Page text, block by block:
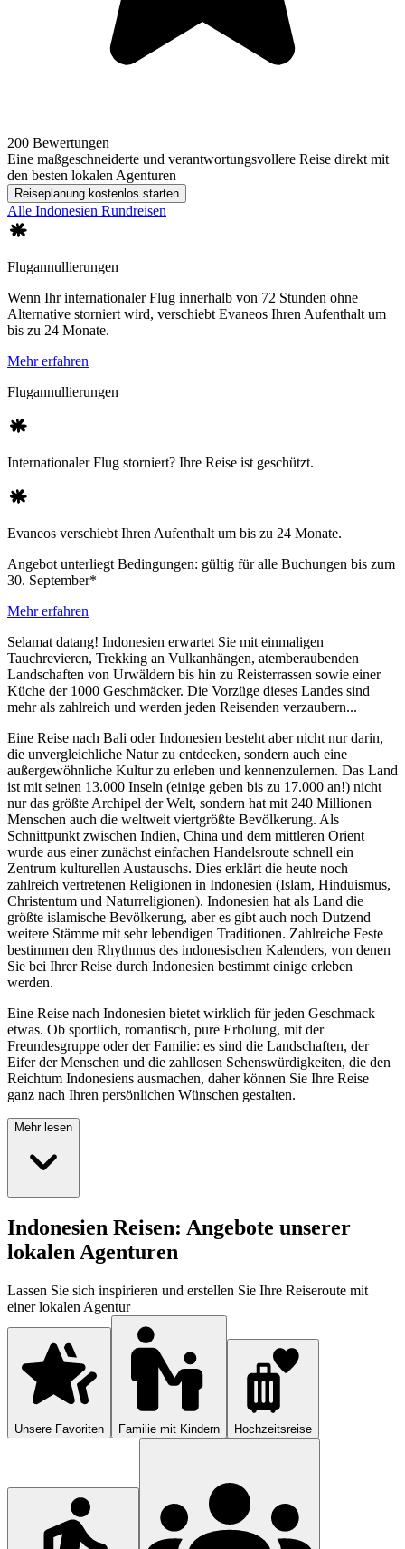
200 Bewertungen
Eine maßgeschneiderte und verantwortungsvollere Reise direkt mit
den besten lokalen Agenturen
Reiseplanung kostenlos starten
Alle Indonesien Rundreisen
Flugannullierungen
Wenn Ihr internationaler Flug innerhalb von 72 Stunden ohne
Alternative storniert wird, verschiebt Evaneos Ihren Aufenthalt um
bis zu 24 Monate.
Mehr erfahren
Flugannullierungen
Internationaler Flug storniert? Ihre Reise ist geschützt.
Evaneos verschiebt Ihren Aufenthalt um bis zu 24 Monate.
Angebot unterliegt Bedingungen: gültig für alle Buchungen bis zum
30. September*
Mehr erfahren
Selamat datang! Indonesien erwartet Sie mit einmaligen
Tauchrevieren, Trekking an Vulkanhängen, atemberaubenden
Landschaften von Urwäldern bis hin zu Reisterrassen sowie einer
Küche der 1000 Geschmäcker. Die Vorzüge dieses Landes sind
mehr als zahlreich und werden jeden Reisenden verzaubern...
Eine Reise nach Bali oder Indonesien besteht aber nicht nur darin,
die unvergleichliche Natur zu entdecken, sondern auch eine
außergewöhnliche Kultur zu erleben und kennenzulernen. Das Land
ist mit seinen 13.000 Inseln (einige geben bis zu 17.000 an!) nicht
nur das größte Archipel der Welt, sondern hat mit 240 Millionen
Menschen auch die weltweit viertgrößte Bevölkerung. Als
Schnittpunkt zwischen Indien, China und dem mittleren Orient
wurde aus einer zunächst einfachen Handelsroute schnell ein
Zentrum kulturellen Austauschs. Dies erklärt die heute noch
zahlreich vertretenen Religionen in Indonesien (Islam, Hinduismus,
Christentum und Naturreligionen). Indonesien hat als Land die
größte islamische Bevölkerung, aber es gibt auch noch Dutzend
weitere Stämme mit sehr lebendigen Traditionen. Zahlreiche Feste
bestimmen den Rhythmus des indonesischen Kalenders, von denen
Sie bei Ihrer Reise durch Indonesien bestimmt einige erleben
werden.
Eine Reise nach Indonesien bietet wirklich für jeden Geschmack
etwas. Ob sportlich, romantisch, pure Erholung, mit der
Freundesgruppe oder der Familie: es sind die Landschaften, der
Eifer der Menschen und die zahllosen Sehenswürdigkeiten, die den
Reichtum Indonesiens ausmachen, daher können Sie Ihre Reise
ganz nach Ihren persönlichen Wünschen gestalten.
Mehr lesen
Indonesien Reisen: Angebote unserer
lokalen Agenturen
Lassen Sie sich inspirieren und erstellen Sie Ihre Reiseroute mit
einer lokalen Agentur
Unsere Favoriten Familie mit Kindern Hochzeitsreise